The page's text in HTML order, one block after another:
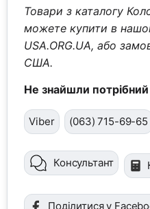
Товари з каталогу
можете купити в
USA.ORG.UA, або
США.
Не знайшли
Viber (063) 715-69-65
Консультант
Поділитися у